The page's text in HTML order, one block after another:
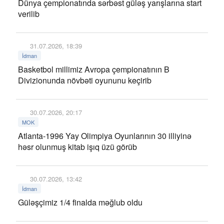
Dünya çempionatında sərbəst güləş yarışlarına start
verilib
31.07.2026, 18:39
İdman
Basketbol millimiz Avropa çempionatının B
Divizionunda növbəti oyununu keçirib
30.07.2026, 20:17
MOK
Atlanta-1996 Yay Olimpiya Oyunlarının 30 illiyinə
həsr olunmuş kitab işıq üzü görüb
30.07.2026, 13:42
İdman
Güləşçimiz 1/4 finalda məğlub oldu